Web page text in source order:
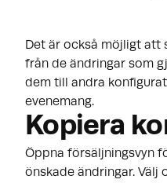
Det är också möjligt att
från de ändringar som
dem till andra
evenemang.
Kopiera
Öppna försäljningsvyn
önskade ändringar. Välj